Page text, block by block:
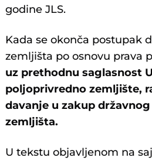
godine JLS.
Kada se okonča postupak
zemljišta po osnovu prava
uz prethodnu saglasnost
poljoprivredno zemljište,
davanje u zakup
zemljišta.
U tekstu objavljenom na